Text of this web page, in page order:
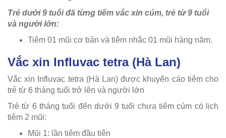
Trẻ dưới 9 tuổi đã từng tiêm vắc xin cúm, trẻ từ 9 tuổi
và người lớn:
Tiêm 01 mũi cơ bản và tiêm nhắc 01 mũi hàng năm.
Vắc xin Influvac tetra (Hà Lan)
Vắc xin Influvac tetra (Hà Lan) được khuyến cáo tiêm cho
trẻ từ 6 tháng tuổi trở lên và người lớn
Trẻ từ 6 tháng tuổi đến dưới 9 tuổi chưa tiêm cúm có lịch
tiêm 2 mũi:
Mũi 1: lần tiêm đầu tiên